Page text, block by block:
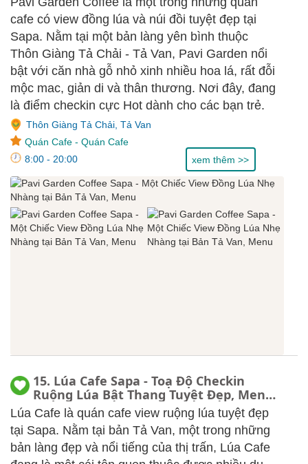
cafe có view đồng lúa và núi đồi tuyệt đẹp tại
Sapa. Nằm tại một bản làng yên bình thuộc
Thôn Giàng Tả Chải - Tả Van, Pavi Garden nổi
bật với căn nhà gỗ nhỏ xinh nhiều hoa lá, rất đỗi
mộc mac, giản di và thân thương. Nơi đây, đang
là điểm checkin cực Hot dành cho các bạn trẻ.
Thôn Giàng Tả Chải, Tả Van
Quán Cafe - Quán Cafe
8:00 - 20:00
xem thêm >>
15. Lúa Cafe Sapa - Toạ Độ Checkin
Ruộng Lúa Bật Thang Tuyệt Đẹp, Menu,
Review
Lúa Cafe là quán cafe view ruộng lúa tuyệt đẹp
tại Sapa. Nằm tại bản Tả Van, một trong những
bản làng đẹp và nổi tiếng của thị trấn, Lúa Cafe